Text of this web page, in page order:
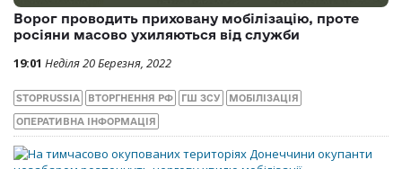
Ворог проводить приховану мобілізацію, проте
росіяни масово ухиляються від служби
19:01 Неділя 20 Березня, 2022
STOPRUSSIA ВТОРГНЕННЯ РФ ГШ ЗСУ МОБІЛІЗАЦІЯ
ОПЕРАТИВНА ІНФОРМАЦІЯ